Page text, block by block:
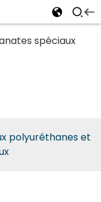
polyuréthanes et